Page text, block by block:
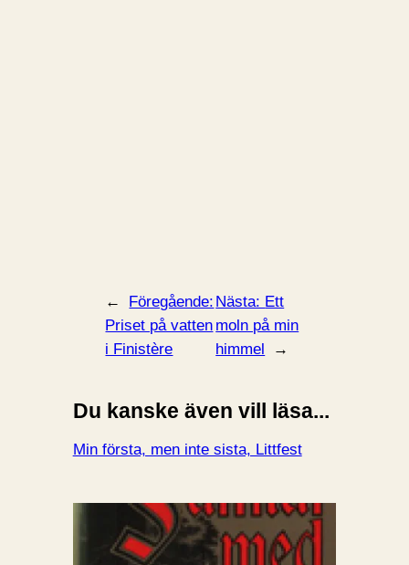
←
Föregående:
Priset på vatten
i Finistère
Nästa: Ett
moln på min
himmel
→
Du kanske även vill läsa...
Min första, men inte sista, Littfest